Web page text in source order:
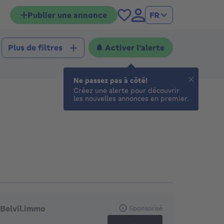
Publier une annonce FR
Plus de filtres Activer l'alerte
en vedette
Belvil.immo Sponsorisé
Ne passez pas à côté!
Créez une alerte pour découvrir
les nouvelles annonces en premier.